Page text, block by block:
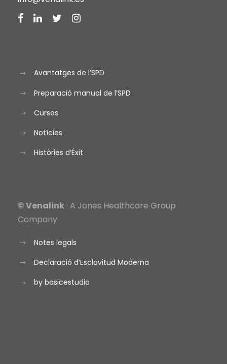
Avantatges de l’SPD
Preparació manual de l’SPD
Cursos
Notícies
Històries d’Éxit
© Venalink · A Jones Healthcare Group
Company
Notes legals
Declaració d’Esclavitud Moderna
by basicestudio